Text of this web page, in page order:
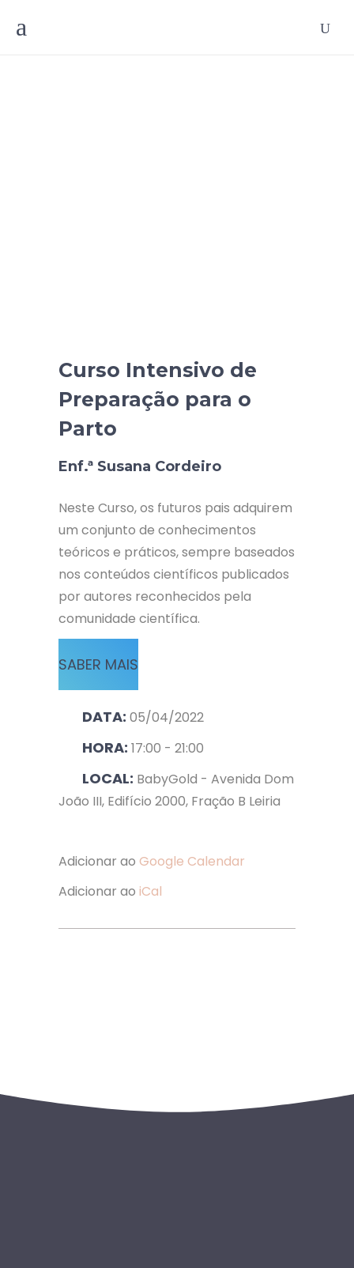
Curso Intensivo de
Preparação para o
Parto
Enf.ª Susana Cordeiro
Neste Curso, os futuros pais adquirem
um conjunto de conhecimentos
teóricos e práticos, sempre baseados
nos conteúdos científicos publicados
por autores reconhecidos pela
comunidade científica.
SABER MAIS
DATA: 05/04/2022
HORA: 17:00 - 21:00
LOCAL: BabyGold - Avenida Dom
João III, Edifício 2000, Fração B Leiria
Adicionar ao Google Calendar
Adicionar ao iCal